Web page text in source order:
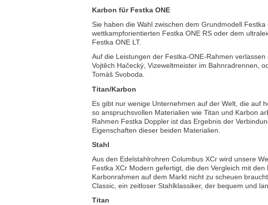
Karbon für Festka ONE
Sie haben die Wahl zwischen dem Grundmodell Festka
wettkampforientierten Festka ONE RS oder dem
Festka ONE LT.
Auf die Leistungen der Festka-ONE-Rahmen verlassen
Vojtěch Hačecký, Vizeweltmeister im Bahnradrennen,
Tomáš Svoboda.
Titan/Karbon
Es gibt nur wenige Unternehmen auf der Welt, die auf
so anspruchsvollen Materialien wie Titan und Karbon
Rahmen Festka Doppler ist das Ergebnis der
Eigenschaften dieser beiden Materialien.
Stahl
Aus den Edelstahlrohren Columbus XCr wird unsere
Festka XCr Modern gefertigt, die den Vergleich mit den
Karbonrahmen auf dem Markt nicht zu scheuen
Classic, ein zeitloser Stahlklassiker, der bequem und
Titan